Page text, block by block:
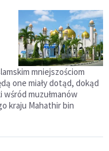
mniejszościom
one miały dotąd, dokąd
muzułmanów
kraju Mahathir bin